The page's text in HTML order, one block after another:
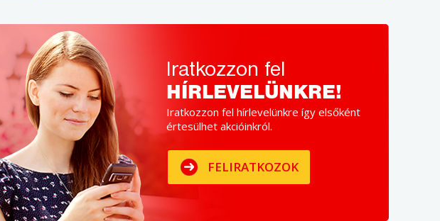
Iratkozzon fel
HÍRLEVELÜNKRE!
Iratkozzon fel hírlevelünkre így elsőként
értesülhet akcióinkról.
FELIRATKOZOK